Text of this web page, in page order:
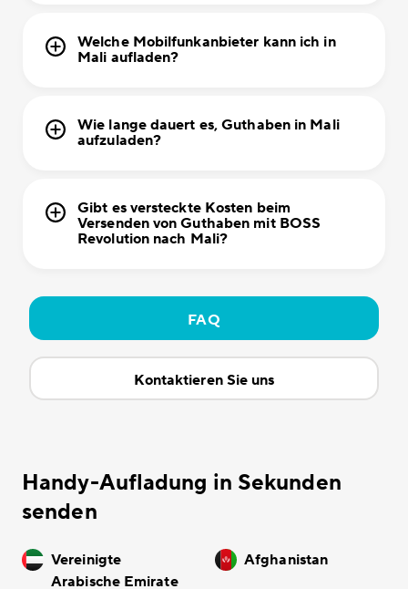
Welche Mobilfunkanbieter kann ich in
Mali aufladen?
Wie lange dauert es, Guthaben in Mali
aufzuladen?
Gibt es versteckte Kosten beim
Versenden von Guthaben mit BOSS
Revolution nach Mali?
FAQ
Kontaktieren Sie uns
Handy-Aufladung in Sekunden
senden
Vereinigte
Arabische Emirate
Afghanistan